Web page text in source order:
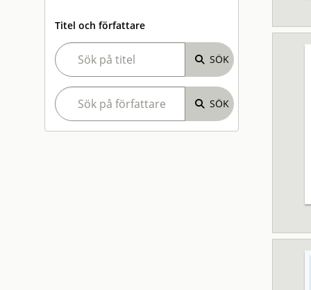
Titel och författare